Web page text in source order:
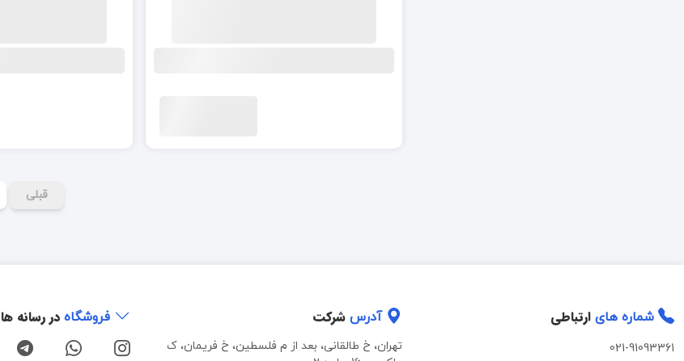
قبلی
شماره های ارتباطی
021-91093361
آدرس شرکت
تهران، خ طالقانی، بعد از م فلسطین، خ فریمان، ک
فروشگاه در رسانه ها